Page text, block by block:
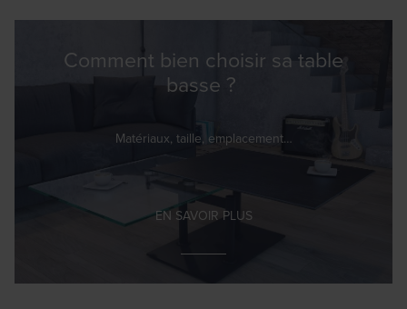
Comment bien choisir sa table
basse ?
Matériaux, taille, emplacement…
EN SAVOIR PLUS